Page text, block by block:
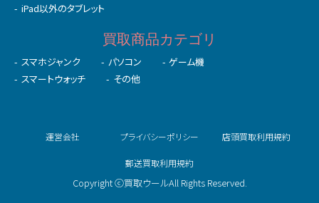
iPad以外のタブレット
買取商品カテゴリ
スマホジャンク パソコン
ゲーム機
スマートウォッチ
その他
Copyright ⓒ買取ウールAll Rights Reserved.
運営会社 プライバシーポリシー 店頭買取利用規約
郵送買取利用規約